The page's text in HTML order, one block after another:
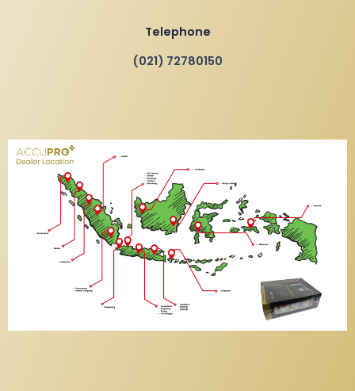
Telephone
(021) 72780150